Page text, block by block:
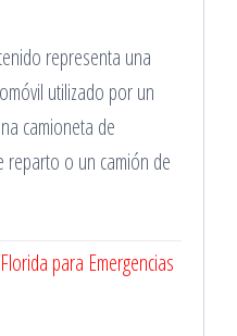
representa una
utilizado por un
camioneta de
reparto o un camión de
para Emergencias